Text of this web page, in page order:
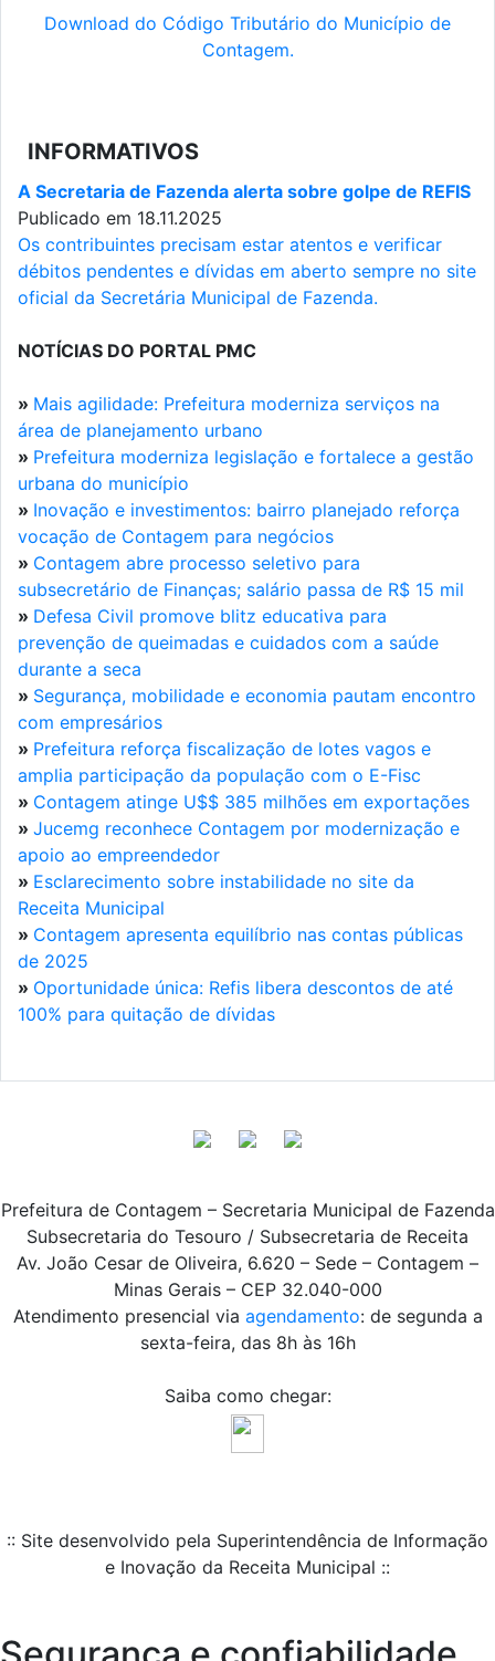
Download do Código Tributário do Município de
Contagem.
INFORMATIVOS
A Secretaria de Fazenda alerta sobre golpe de REFIS
Publicado em 18.11.2025
Os contribuintes precisam estar atentos e verificar
débitos pendentes e dívidas em aberto sempre no site
oficial da Secretária Municipal de Fazenda.
NOTÍCIAS DO PORTAL PMC
» Mais agilidade: Prefeitura moderniza serviços na
área de planejamento urbano
» Prefeitura moderniza legislação e fortalece a gestão
urbana do município
» Inovação e investimentos: bairro planejado reforça
vocação de Contagem para negócios
» Contagem abre processo seletivo para
subsecretário de Finanças; salário passa de R$ 15 mil
» Defesa Civil promove blitz educativa para
prevenção de queimadas e cuidados com a saúde
durante a seca
» Segurança, mobilidade e economia pautam encontro
com empresários
» Prefeitura reforça fiscalização de lotes vagos e
amplia participação da população com o E-Fisc
» Contagem atinge U$$ 385 milhões em exportações
» Jucemg reconhece Contagem por modernização e
apoio ao empreendedor
» Esclarecimento sobre instabilidade no site da
Receita Municipal
» Contagem apresenta equilíbrio nas contas públicas
de 2025
» Oportunidade única: Refis libera descontos de até
100% para quitação de dívidas
Prefeitura de Contagem – Secretaria Municipal de Fazenda
Subsecretaria do Tesouro / Subsecretaria de Receita
Av. João Cesar de Oliveira, 6.620 – Sede – Contagem –
Minas Gerais – CEP 32.040-000
Atendimento presencial via agendamento: de segunda a
sexta-feira, das 8h às 16h
Saiba como chegar:
:: Site desenvolvido pela Superintendência de Informação
e Inovação da Receita Municipal ::